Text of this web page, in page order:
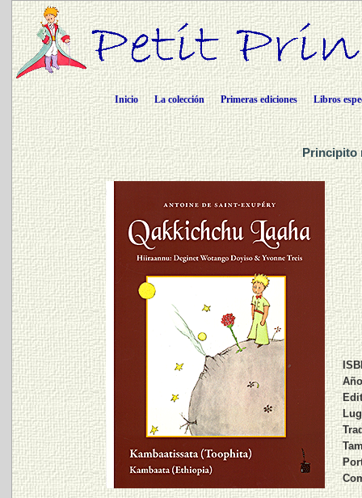
Inicio La colección Primeras ediciones Libros
Principito